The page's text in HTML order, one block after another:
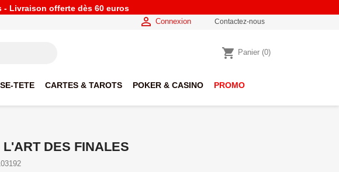
Livraison offerte dès 60 euros
 Connexion Contactez-nous
shopping_cart Panier (0)
TETE CARTES & TAROTS POKER & CASINO PROMO
L'ART DES FINALES